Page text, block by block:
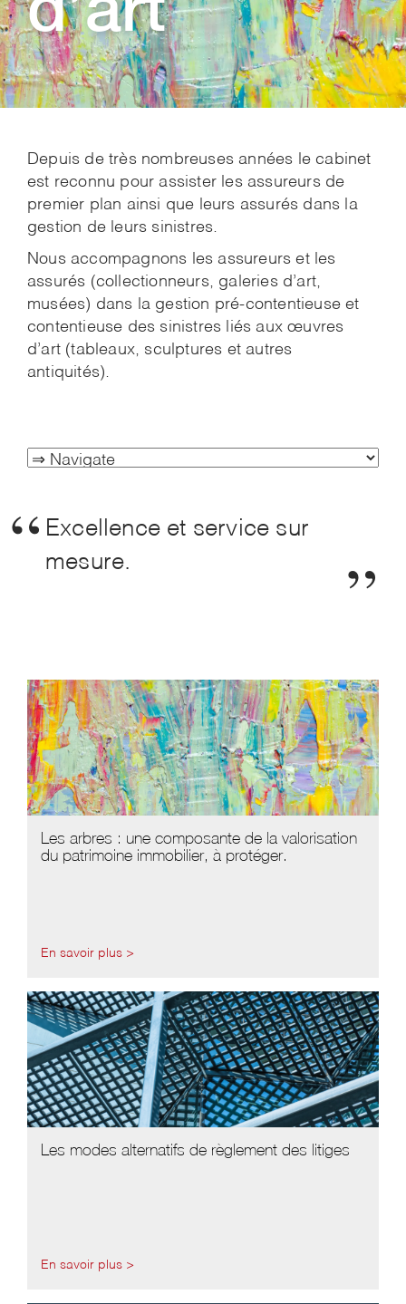
Depuis de très nombreuses années le cabinet
est reconnu pour assister les assureurs de
premier plan ainsi que leurs assurés dans la
gestion de leurs sinistres.
Nous accompagnons les assureurs et les
assurés (collectionneurs, galeries d’art,
musées) dans la gestion pré-contentieuse et
contentieuse des sinistres liés aux œuvres
d’art (tableaux, sculptures et autres
antiquités).
Excellence et service sur
mesure.
Les arbres : une composante de la valorisation
du patrimoine immobilier, à protéger.
En savoir plus >
Les modes alternatifs de règlement des litiges
En savoir plus >